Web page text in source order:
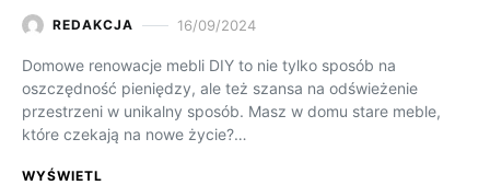
REDAKCJA 16/09/2024
Domowe renowacje mebli DIY to nie tylko sposób na
oszczędność pieniędzy, ale też szansa na odświeżenie
przestrzeni w unikalny sposób. Masz w domu stare meble,
które czekają na nowe życie?…
WYŚWIETL